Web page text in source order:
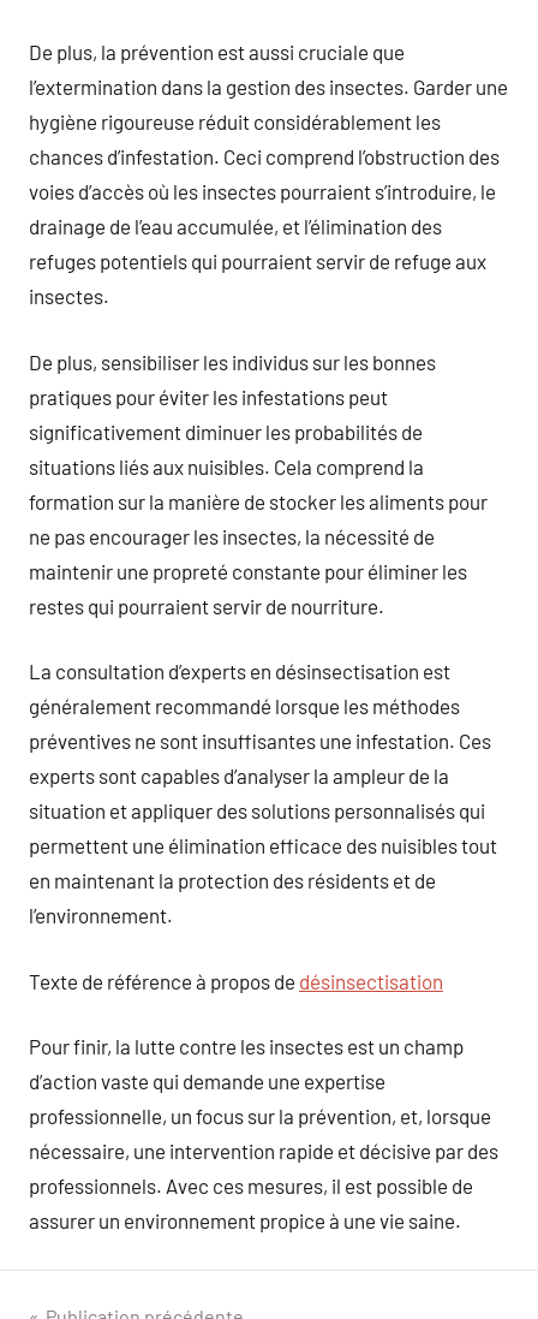
De plus, la prévention est aussi cruciale que
l’extermination dans la gestion des insectes. Garder une
hygiène rigoureuse réduit considérablement les
chances d’infestation. Ceci comprend l’obstruction des
voies d’accès où les insectes pourraient s’introduire, le
drainage de l’eau accumulée, et l’élimination des
refuges potentiels qui pourraient servir de refuge aux
insectes.
De plus, sensibiliser les individus sur les bonnes
pratiques pour éviter les infestations peut
significativement diminuer les probabilités de
situations liés aux nuisibles. Cela comprend la
formation sur la manière de stocker les aliments pour
ne pas encourager les insectes, la nécessité de
maintenir une propreté constante pour éliminer les
restes qui pourraient servir de nourriture.
La consultation d’experts en désinsectisation est
généralement recommandé lorsque les méthodes
préventives ne sont insuffisantes une infestation. Ces
experts sont capables d’analyser la ampleur de la
situation et appliquer des solutions personnalisés qui
permettent une élimination efficace des nuisibles tout
en maintenant la protection des résidents et de
l’environnement.
Texte de référence à propos de désinsectisation
Pour finir, la lutte contre les insectes est un champ
d’action vaste qui demande une expertise
professionnelle, un focus sur la prévention, et, lorsque
nécessaire, une intervention rapide et décisive par des
professionnels. Avec ces mesures, il est possible de
assurer un environnement propice à une vie saine.